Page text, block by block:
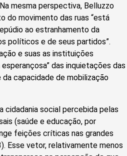
mesma perspectiva, Belluzzo
do movimento das ruas “está
ao estranhamento da
políticos e de seus partidos”.
e suas as instituições
das inquietações das
capacidade de mobilização
cidadania social percebida pelas
(saúde e educação, por
feições críticas nas grandes
Esse vetor, relativamente menos